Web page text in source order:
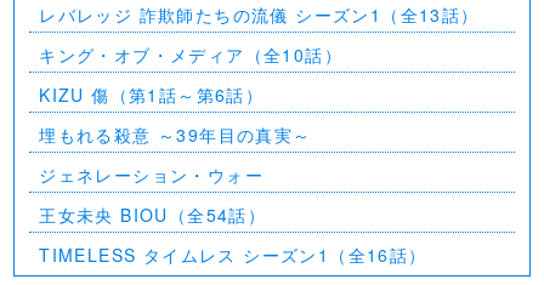
レバレッジ 詐欺師たちの流儀 シーズン1（全13話）
キング・オブ・メディア（全10話）
KIZU 傷（第1話～第6話）
埋もれる殺意 ～39年目の真実～
ジェネレーション・ウォー
王女未央 BIOU（全54話）
TIMELESS タイムレス シーズン1（全16話）